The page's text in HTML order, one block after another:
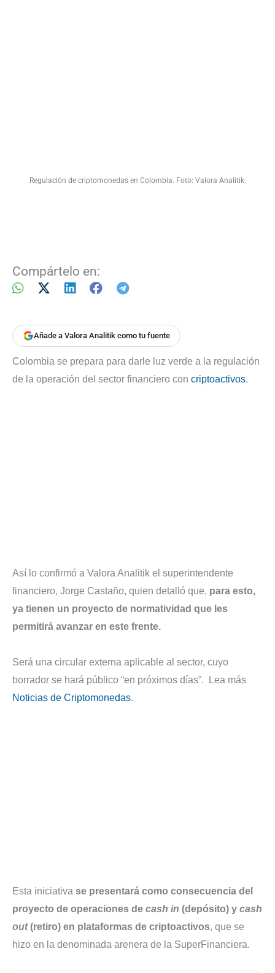
Regulación de criptomonedas en Colombia. Foto: Valora Analitik.
Compártelo en:
Añade a Valora Analitik como tu fuente
Colombia se prepara para darle luz verde a la regulación
de la operación del sector financiero con criptoactivos.
Así lo confirmó a Valora Analitik el superintendente
financiero, Jorge Castaño, quien detalló que, para esto,
ya tienen un proyecto de normatividad que les
permitirá avanzar en este frente.
Será una circular externa aplicable al sector, cuyo
borrador se hará público “en próximos días”. Lea más
Noticias de Criptomonedas.
Esta iniciativa se presentará como consecuencia del
proyecto de operaciones de cash in (depósito) y cash
out(retiro) en plataformas de criptoactivos, que se
hizo en la denominada arenera de la SuperFinanciera.